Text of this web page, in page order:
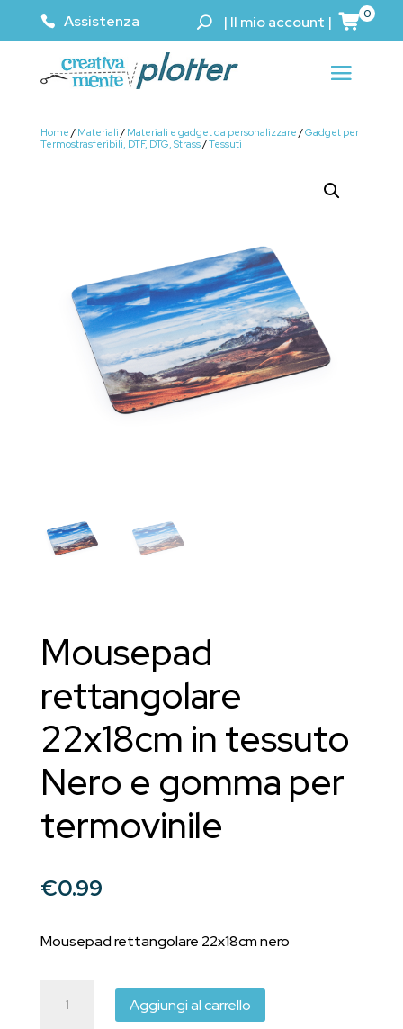
Assistenza | Il mio account | 0
Home / Materiali / Materiali e gadget da personalizzare /Gadget per
Termostrasferibili, DTF, DTG, Strass/Tessuti
Mousepad
rettangolare
22x18cm in tessuto
Nero e gomma per
termovinile
€0.99
Mousepad rettangolare 22x18cm nero
rettangolare
Aggiungi al carrello